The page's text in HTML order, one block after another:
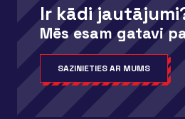
Ir kādi
Mēs esam gatavi
SAZINIETIES AR MUMS